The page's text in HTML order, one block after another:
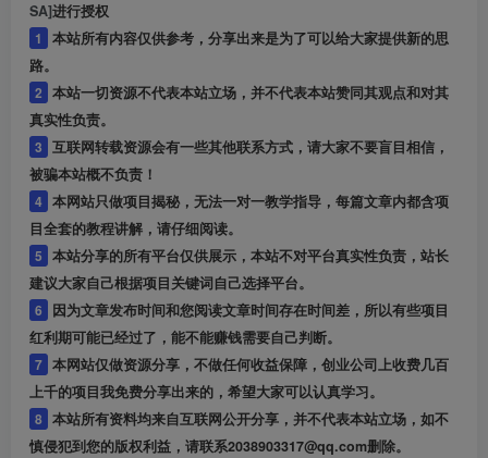
SA]进行授权
1
本站所有内容仅供参考，分享出来是为了可以给大家提供新的思
路。
2 本站一切资源不代表本站立场，并不代表本站赞同其观点和对其
真实性负责。
3 互联网转载资源会有一些其他联系方式，请大家不要盲目相信，
被骗本站概不负责！
4 本网站只做项目揭秘，无法一对一教学指导，每篇文章内都含项
目全套的教程讲解，请仔细阅读。
5 本站分享的所有平台仅供展示，本站不对平台真实性负责，站长
建议大家自己根据项目关键词自己选择平台。
6
因为文章发布时间和您阅读文章时间存在时间差，所以有些项目
红利期可能已经过了，能不能赚钱需要自己判断。
7 本网站仅做资源分享，不做任何收益保障，创业公司上收费几百
上千的项目我免费分享出来的，希望大家可以认真学习。
8 本站所有资料均来自互联网公开分享，并不代表本站立场，如不
慎侵犯到您的版权利益，请联系2038903317@qq.com删除。